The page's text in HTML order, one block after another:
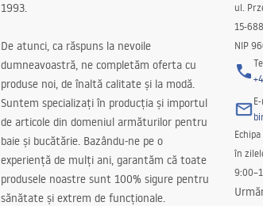
1993.
De atunci, ca răspuns la nevoile
dumneavoastră, ne completăm oferta cu
produse noi, de înaltă calitate și la modă.
Suntem specializați în producția și importul
de articole din domeniul armăturilor pentru
baie și bucătărie. Bazându-ne pe o
experiență de mulți ani, garantăm că toate
produsele noastre sunt 100% sigure pentru
sănătate și extrem de funcționale.
ul.
15-
NIP
în